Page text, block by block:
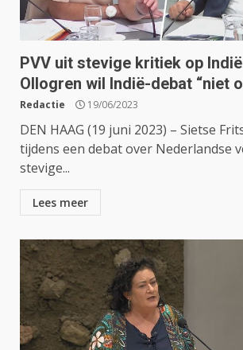
PVV uit stevige kritiek op
Ollogren wil Indië-debat “niet
Redactie 19/06/2023
DEN HAAG (19 juni 2023) – Sietse
tijdens een debat over Nederlandse
stevige...
Lees meer